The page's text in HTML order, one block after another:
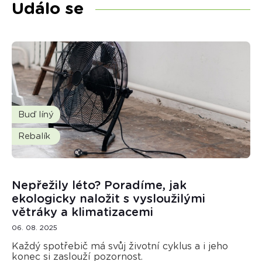
Událo se
Buď líný
Rebalík
Nepřežily léto? Poradíme, jak
ekologicky naložit s vysloužilými
větráky a klimatizacemi
06. 08. 2025
Každý spotřebič má svůj životní cyklus a i jeho
konec si zaslouží pozornost.